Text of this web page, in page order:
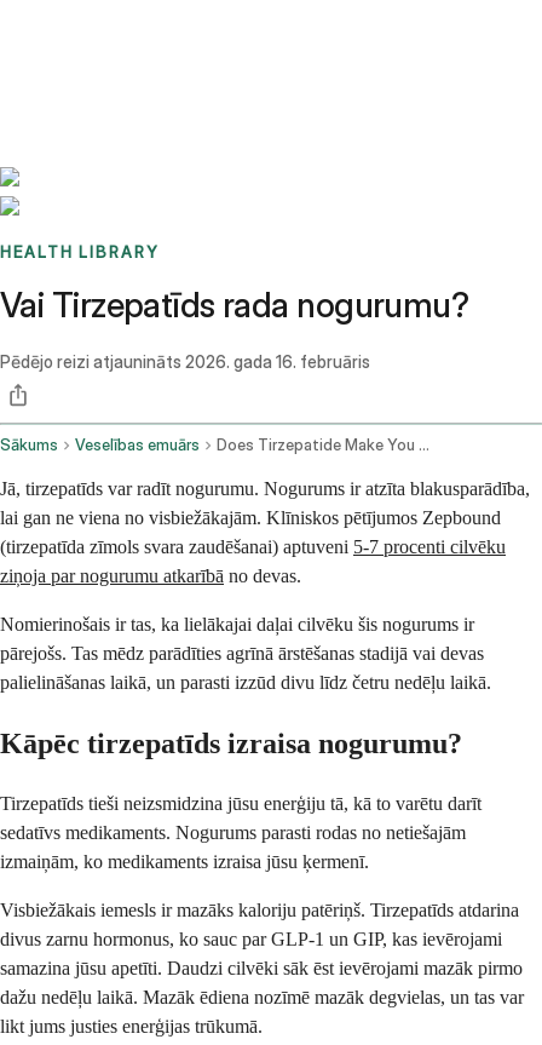
HEALTH LIBRARY
Vai Tirzepatīds rada nogurumu?
Pēdējo reizi atjaunināts 2026. gada 16. februāris
Sākums Veselības emuārs Does Tirzepatide Make You Tired
Jā, tirzepatīds var radīt nogurumu. Nogurums ir atzīta blakusparādība,
lai gan ne viena no visbiežākajām. Klīniskos pētījumos Zepbound
(tirzepatīda zīmols svara zaudēšanai) aptuveni 5-7 procenti cilvēku
ziņoja par nogurumu atkarībā no devas.
Nomierinošais ir tas, ka lielākajai daļai cilvēku šis nogurums ir
pārejošs. Tas mēdz parādīties agrīnā ārstēšanas stadijā vai devas
palielināšanas laikā, un parasti izzūd divu līdz četru nedēļu laikā.
Kāpēc tirzepatīds izraisa nogurumu?
Tirzepatīds tieši neizsmidzina jūsu enerģiju tā, kā to varētu darīt
sedatīvs medikaments. Nogurums parasti rodas no netiešajām
izmaiņām, ko medikaments izraisa jūsu ķermenī.
Visbiežākais iemesls ir mazāks kaloriju patēriņš. Tirzepatīds atdarina
divus zarnu hormonus, ko sauc par GLP-1 un GIP, kas ievērojami
samazina jūsu apetīti. Daudzi cilvēki sāk ēst ievērojami mazāk pirmo
dažu nedēļu laikā. Mazāk ēdiena nozīmē mazāk degvielas, un tas var
likt jums justies enerģijas trūkumā.